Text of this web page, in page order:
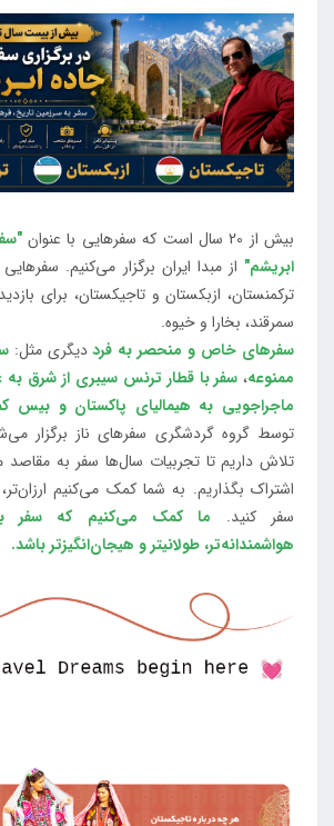
بیش از 20 سال است که سفرهایی با عنوان
ابریشم" از مبدا ایران برگزار می‌کنیم.
ترکمنستان، ازبکستان و تاجیکستان، برای
سمرقند، بخارا و خیوه.
سفرهای خاص و منحصر به فرددیگری مثل:
ممنوعه، سفر با قطار ترنس سیبری از شرق به
ماجراجویی به هیمالیای پاکستان و بیس
توسط گروه گردشگری سفرهای ناز برگزار
تلاش داریم تا تجربیات سال‌ها سفر به
اشتراک بگذاریم. به شما کمک می‌کنیم
سفر کنید. ما کمک می‌کنیم که سفر
هواشمندانه‌تر، طولانی‎تر و هیجان‌انگیزتر باشد.